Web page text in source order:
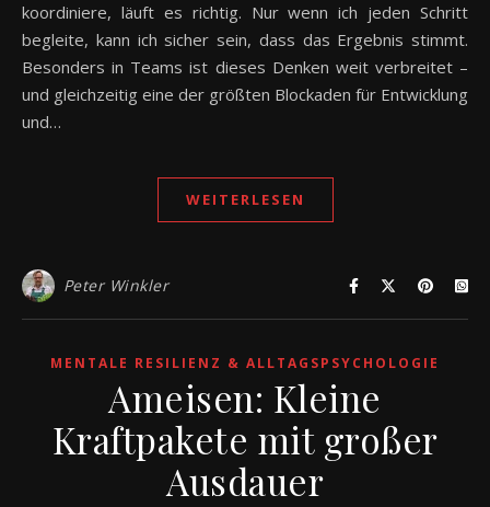
koordiniere, läuft es richtig. Nur wenn ich jeden Schritt
begleite, kann ich sicher sein, dass das Ergebnis stimmt.
Besonders in Teams ist dieses Denken weit verbreitet –
und gleichzeitig eine der größten Blockaden für Entwicklung
und…
WEITERLESEN
Peter Winkler
MENTALE RESILIENZ & ALLTAGSPSYCHOLOGIE
Ameisen: Kleine
Kraftpakete mit großer
Ausdauer